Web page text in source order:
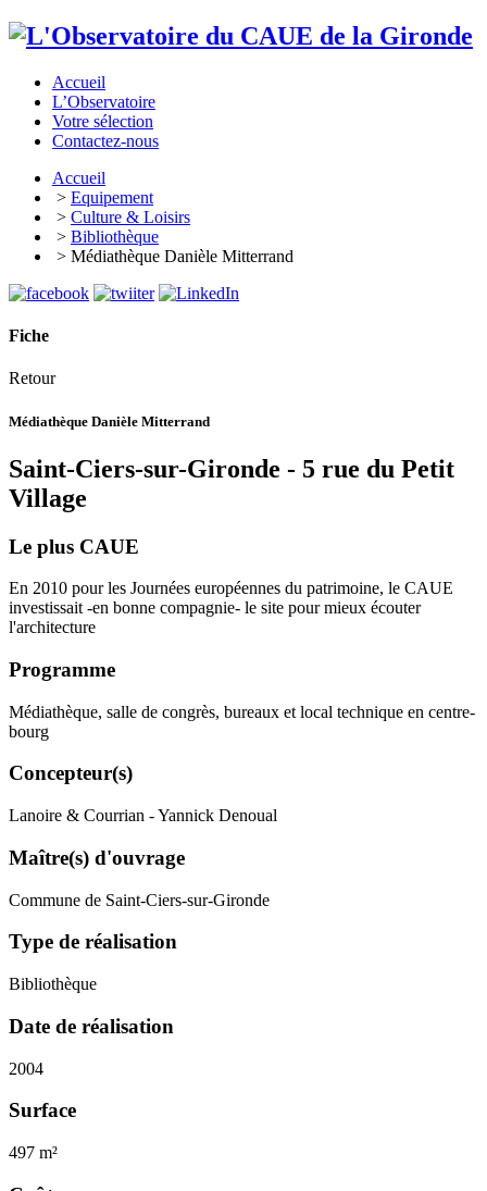
Accueil
L’Observatoire
Votre sélection
Contactez-nous
Accueil
> Equipement
> Culture & Loisirs
> Bibliothèque
> Médiathèque Danièle Mitterrand
Fiche
Retour
Médiathèque Danièle Mitterrand
Saint-Ciers-sur-Gironde - 5 rue du Petit
Village
Le plus CAUE
En 2010 pour les Journées européennes du patrimoine, le CAUE
investissait -en bonne compagnie- le site pour mieux écouter
l'architecture
Programme
Médiathèque, salle de congrès, bureaux et local technique en centre-
bourg
Concepteur(s)
Lanoire & Courrian - Yannick Denoual
Maître(s) d'ouvrage
Commune de Saint-Ciers-sur-Gironde
Type de réalisation
Bibliothèque
Date de réalisation
2004
Surface
497 m²